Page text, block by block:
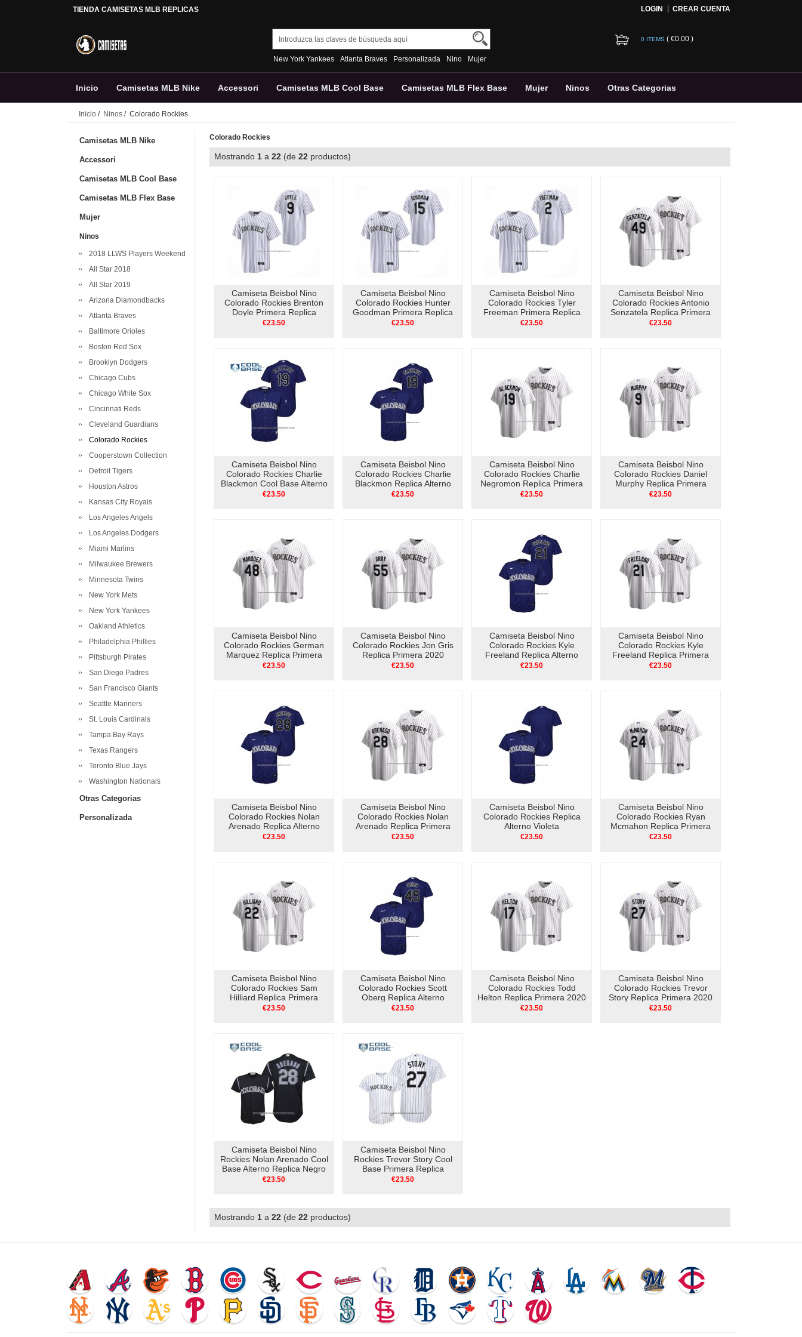
TIENDA CAMISETAS MLB REPLICAS LOGIN CREAR CUENTA
New York Yankees Atlanta Braves Personalizada Nino Mujer
0 ITEMS ( €0.00 )
Inicio Camisetas MLB Nike Accessori Camisetas MLB Cool Base Camisetas MLB Flex Base Mujer Ninos Otras Categorias
Personalizada
Inicio / Ninos / Colorado Rockies
Camisetas MLB Nike
Accessori
Camisetas MLB Cool Base
Camisetas MLB Flex Base
Mujer
Ninos
2018 LLWS Players Weekend
All Star 2018
All Star 2019
Arizona Diamondbacks
Atlanta Braves
Baltimore Orioles
Boston Red Sox
Brooklyn Dodgers
Chicago Cubs
Chicago White Sox
Cincinnati Reds
Cleveland Guardians
Colorado Rockies
Cooperstown Collection
Detroit Tigers
Houston Astros
Kansas City Royals
Los Angeles Angels
Los Angeles Dodgers
Miami Marlins
Milwaukee Brewers
Minnesota Twins
New York Mets
New York Yankees
Oakland Athletics
Philadelphia Phillies
Pittsburgh Pirates
San Diego Padres
San Francisco Giants
Seattle Mariners
St. Louis Cardinals
Tampa Bay Rays
Texas Rangers
Toronto Blue Jays
Washington Nationals
Otras Categorias
Personalizada
Colorado Rockies
Mostrando 1 a 22 (de 22 productos)
Camiseta Beisbol Nino
Colorado Rockies Brenton
Doyle Primera Replica
Blanco
€23.50
Camiseta Beisbol Nino
Colorado Rockies Hunter
Goodman Primera Replica
Blanco
€23.50
Camiseta Beisbol Nino
Colorado Rockies Tyler
Freeman Primera Replica
Blanco
€23.50
Camiseta Beisbol Nino
Colorado Rockies Antonio
Senzatela Replica Primera
2020 Blanco
€23.50
Camiseta Beisbol Nino
Colorado Rockies Charlie
Blackmon Cool Base Alterno
Violeta
€23.50
Camiseta Beisbol Nino
Colorado Rockies Charlie
Blackmon Replica Alterno
Violeta
€23.50
Camiseta Beisbol Nino
Colorado Rockies Charlie
Negromon Replica Primera
2020 Blanco
€23.50
Camiseta Beisbol Nino
Colorado Rockies Daniel
Murphy Replica Primera
2020 Blanco
€23.50
Camiseta Beisbol Nino
Colorado Rockies German
Marquez Replica Primera
2020 Blanco
€23.50
Camiseta Beisbol Nino
Colorado Rockies Jon Gris
Replica Primera 2020
Blanco
€23.50
Camiseta Beisbol Nino
Colorado Rockies Kyle
Freeland Replica Alterno
Violeta
€23.50
Camiseta Beisbol Nino
Colorado Rockies Kyle
Freeland Replica Primera
2020 Blanco
€23.50
Camiseta Beisbol Nino
Colorado Rockies Nolan
Arenado Replica Alterno
Violeta
€23.50
Camiseta Beisbol Nino
Colorado Rockies Nolan
Arenado Replica Primera
2020 Blanco
€23.50
Camiseta Beisbol Nino
Colorado Rockies Replica
Alterno Violeta
€23.50
Camiseta Beisbol Nino
Colorado Rockies Ryan
Mcmahon Replica Primera
2020 Blanco
€23.50
Camiseta Beisbol Nino
Colorado Rockies Sam
Hilliard Replica Primera
2020 Blanco
€23.50
Camiseta Beisbol Nino
Colorado Rockies Scott
Oberg Replica Alterno
Violeta
€23.50
Camiseta Beisbol Nino
Colorado Rockies Todd
Helton Replica Primera 2020
Blanco
€23.50
Camiseta Beisbol Nino
Colorado Rockies Trevor
Story Replica Primera 2020
Blanco
€23.50
Camiseta Beisbol Nino
Rockies Nolan Arenado Cool
Base Alterno Replica Negro
€23.50
Camiseta Beisbol Nino
Rockies Trevor Story Cool
Base Primera Replica
Blanco
€23.50
Mostrando 1 a 22 (de 22 productos)